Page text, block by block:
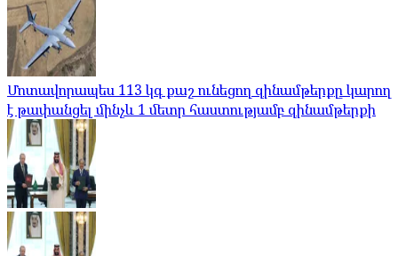
Մոտավորապես 113 կգ քաշ ունեցող զինամթերքը կարող
է թափանցել մինչև 1 մետր հաստությամբ զինամթերքի